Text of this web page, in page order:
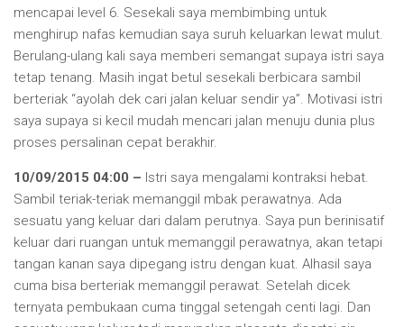
mencapai level 6. Sesekali saya membimbing untuk
menghirup nafas kemudian saya suruh keluarkan lewat mulut.
Berulang-ulang kali saya memberi semangat supaya istri saya
tetap tenang. Masih ingat betul sesekali berbicara sambil
berteriak “ayolah dek cari jalan keluar sendir ya”. Motivasi istri
saya supaya si kecil mudah mencari jalan menuju dunia plus
proses persalinan cepat berakhir.
10/09/2015 04:00 – Istri saya mengalami kontraksi hebat.
Sambil teriak-teriak memanggil mbak perawatnya. Ada
sesuatu yang keluar dari dalam perutnya. Saya pun berinisatif
keluar dari ruangan untuk memanggil perawatnya, akan tetapi
tangan kanan saya dipegang istru dengan kuat. Alhasil saya
cuma bisa berteriak memanggil perawat. Setelah dicek
ternyata pembukaan cuma tinggal setengah centi lagi. Dan